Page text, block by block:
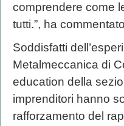
comprendere come
tutti.”, ha
Soddisfatti
Metalmeccanica di
education della
imprenditori hanno
rafforzamento del